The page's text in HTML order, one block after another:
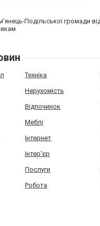
Подільської громади
Техніка
Нерухомість
Відпочинок
Меблі
Інтернет
Інтер'єр
Послуги
Робота